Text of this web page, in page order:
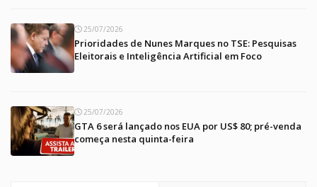
25/07/2026
Prioridades de Nunes Marques no TSE: Pesquisas
Eleitorais e Inteligência Artificial em Foco
25/07/2026
GTA 6 será lançado nos EUA por US$ 80; pré-venda
começa nesta quinta-feira